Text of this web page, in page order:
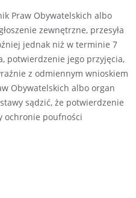
Praw Obywatelskich albo
zewnętrzne, przesyła
jednak niż w terminie 7
potwierdzenie jego przyjęcia,
z odmiennym wnioskiem
Obywatelskich albo organ
sądzić, że potwierdzenie
ochronie poufności